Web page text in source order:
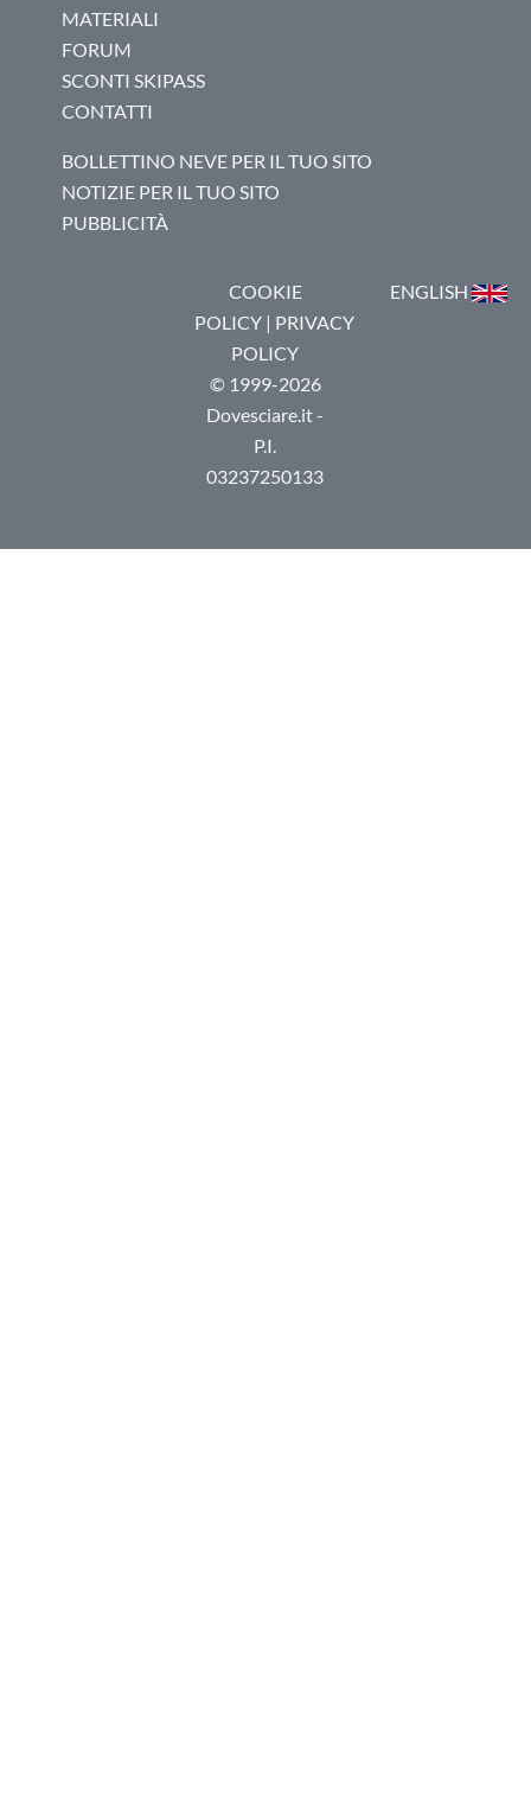
MATERIALI
FORUM
SCONTI SKIPASS
CONTATTI
BOLLETTINO NEVE PER IL TUO SITO
NOTIZIE PER IL TUO SITO
PUBBLICITÀ
COOKIE
POLICY| PRIVACY
POLICY
© 1999-2026
Dovesciare.it -
P.I.
03237250133
ENGLISH